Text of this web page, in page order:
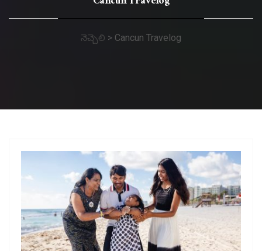
నెచ్చెలి > Cancun Travelog